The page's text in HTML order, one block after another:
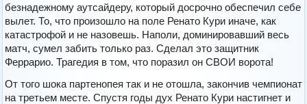
безнадежному аутсайдеру, который досрочно обеспечил себе
вылет. То, что произошло на поле Ренато Кури иначе, как
катастрофой и не назовешь. Наполи, доминировавший весь
матч, сумел забить только раз. Сделал это защитник
Феррарио. Трагедия в том, что поразил он СВОИ ворота!
От того шока партенопея так и не отошла, закончив чемпионат
на третьем месте. Спустя годы дух Ренато Кури настигнет и